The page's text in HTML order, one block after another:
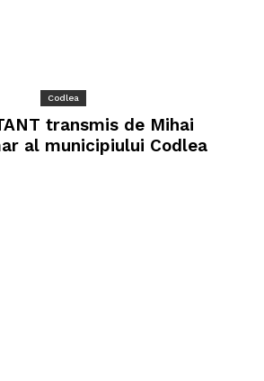
Codlea
transmis de Mihai
al municipiului Codlea